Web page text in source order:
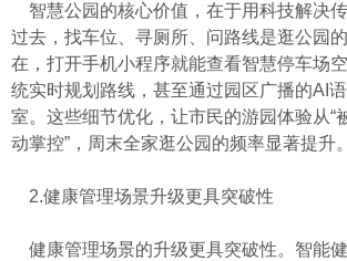
智慧公园的核心价值，在于用科技解决传
过去，找车位、寻厕所、问路线是逛公园
在，打开手机小程序就能查看智慧停车场
统实时规划路线，甚至通过园区广播的AI
室。这些细节优化，让市民的游园体验从“
动掌控”，周末全家逛公园的频率显著提升。
2.健康管理场景升级更具突破性
健康管理场景的升级更具突破性。智能